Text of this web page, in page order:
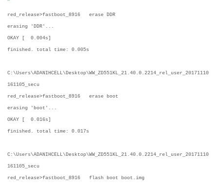
red_release>fastboot_8916 erase DDR
erasing 'DDR'...
OKAY [ 0.004s]
finished. total time: 0.005s
C:\Users\ADANIHCELL\Desktop\WW_ZD551KL_21.40.0.2214_rel_user_20171110
161105_secu
red_release>fastboot_8916 erase boot
erasing 'boot'...
OKAY [ 0.016s]
finished. total time: 0.017s
C:\Users\ADANIHCELL\Desktop\WW_ZD551KL_21.40.0.2214_rel_user_20171110
161105_secu
red_release>fastboot_8916 flash boot boot.img